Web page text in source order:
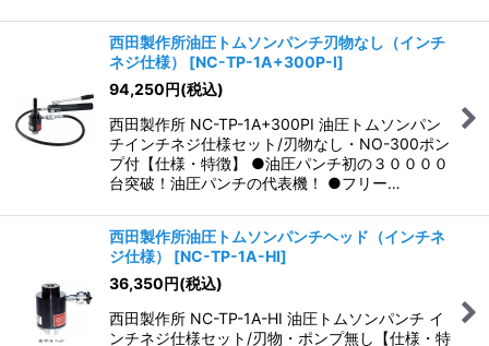
西田製作所油圧トムソンパンチ刃物なし（インチ
ネジ仕様）
[NC-TP-1A+300P-I]
94,250円(税込)
西田製作所 NC-TP-1A+300PI 油圧トムソンパン
チインチネジ仕様セット/刃物なし・NO-300ポン
プ付【仕様・特徴】 ●油圧パンチ初の３００００
台突破！油圧パンチの代表機！ ●フリー…
西田製作所油圧トムソンパンチヘッド（インチネ
ジ仕様）
[NC-TP-1A-HI]
36,350円(税込)
西田製作所 NC-TP-1A-HI 油圧トムソンパンチ イ
ンチネジ仕様セット/刃物・ポンプ無し【仕様・特